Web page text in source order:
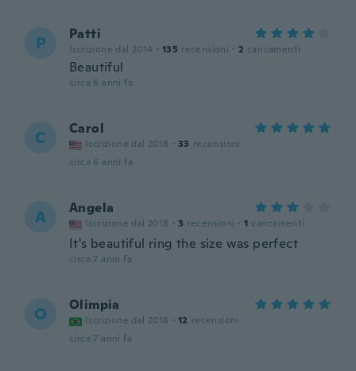
P Patti
Iscrizione dal 2014 · 135 recensioni · 2 caricamenti
Beautiful
circa 6 anni fa
C Carol
Iscrizione dal 2018 · 33 recensioni
circa 6 anni fa
A Angela
Iscrizione dal 2018 · 3 recensioni · 1 caricamenti
It's beautiful ring the size was perfect
circa 7 anni fa
O Olimpia
Iscrizione dal 2018 · 12 recensioni
circa 7 anni fa